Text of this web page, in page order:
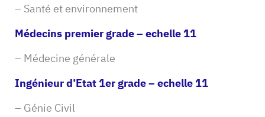
– Santé et environnement
Médecins premier grade – echelle 11
– Médecine générale
Ingénieur d’Etat 1er grade – echelle 11
– Génie Civil